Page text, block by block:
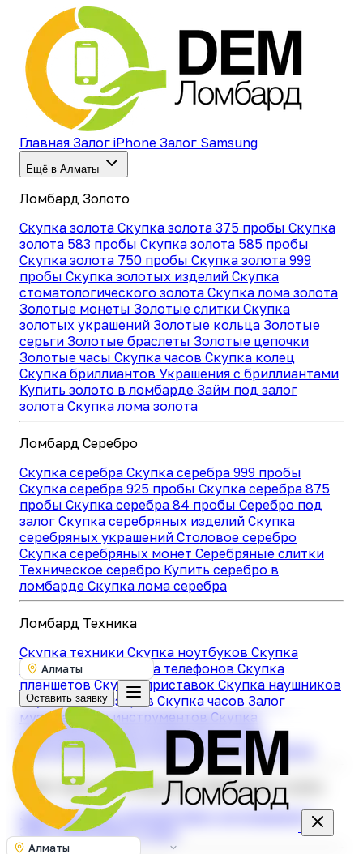
Главная Залог iPhone Залог Samsung
Ещё в Алматы
Ломбард Золото
Скупка золота Скупка золота 375 пробы Скупка
золота 583 пробы Скупка золота 585 пробы
Скупка золота 750 пробы Скупка золота 999
пробы Скупка золотых изделий Скупка
стоматологического золота Скупка лома золота
Золотые монеты Золотые слитки Скупка
золотых украшений Золотые кольца Золотые
серьги Золотые браслеты Золотые цепочки
Золотые часы Скупка часов Скупка колец
Скупка бриллиантов Украшения с бриллиантами
Купить золото в ломбарде Займ под залог
золота Скупка лома золота
Ломбард Серебро
Скупка серебра Скупка серебра 999 пробы
Скупка серебра 925 пробы Скупка серебра 875
пробы Скупка серебра 84 пробы Серебро под
залог Скупка серебряных изделий Скупка
серебряных украшений Столовое серебро
Скупка серебряных монет Серебряные слитки
Техническое серебро Купить серебро в
ломбарде Скупка лома серебра
Ломбард Техника
Скупка техники Скупка ноутбуков Скупка
компьютеров
Скупка телефонов Скупка
планшетовСкупка приставок Скупка наушников
Скупка телевизоров Скупка часов Залог
музыкальных инструментов Скупка
строительных инструментовСкупка
электросамокатов
Ломбард фотоаппаратов
Залог меха, антиквариата и брендовых сумок
Залог меховых изделий
Залог антиквариата
Залог брендовых сумок
Алматы
Оставить заявку
Алматы